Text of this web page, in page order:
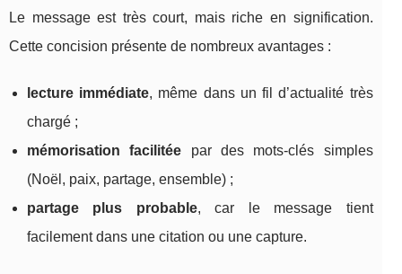
Le message est très court, mais riche en signification.
Cette concision présente de nombreux avantages :
lecture immédiate, même dans un fil d’actualité très
chargé ;
mémorisation facilitée par des mots-clés simples
(Noël, paix, partage, ensemble) ;
partage plus probable, car le message tient
facilement dans une citation ou une capture.